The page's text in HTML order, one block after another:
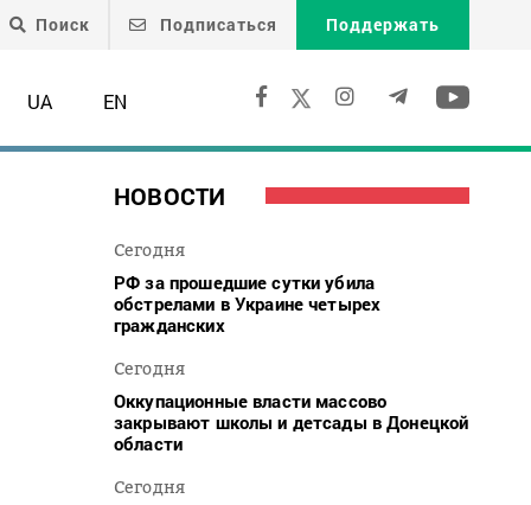
Поиск Подписаться Поддержать
UA EN
НОВОСТИ
Сегодня
РФ за прошедшие сутки убила
обстрелами в Украине четырех
гражданских
Сегодня
Оккупационные власти массово
закрывают школы и детсады в Донецкой
области
Сегодня